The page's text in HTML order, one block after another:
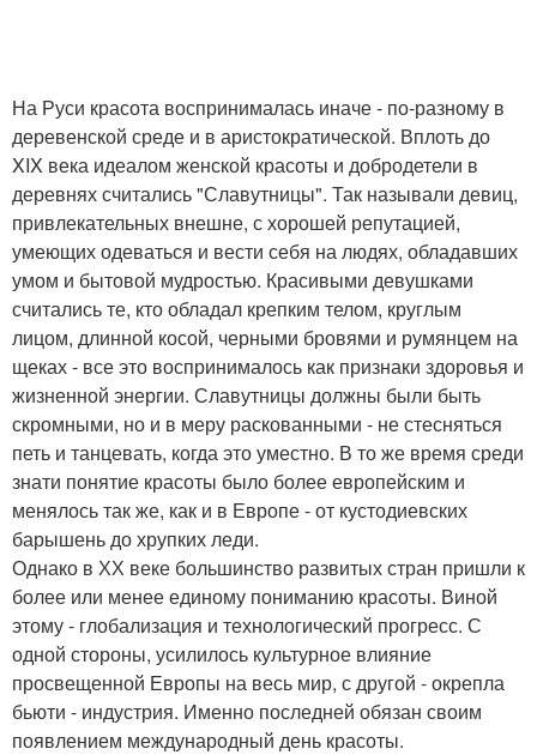
На Руси красота воспринималась иначе - по-разному в
деревенской среде и в аристократической. Вплоть до
XIX века идеалом женской красоты и добродетели в
деревнях считались "Славутницы". Так называли девиц,
привлекательных внешне, с хорошей репутацией,
умеющих одеваться и вести себя на людях, обладавших
умом и бытовой мудростью. Красивыми девушками
считались те, кто обладал крепким телом, круглым
лицом, длинной косой, черными бровями и румянцем на
щеках - все это воспринималось как признаки здоровья и
жизненной энергии. Славутницы должны были быть
скромными, но и в меру раскованными - не стесняться
петь и танцевать, когда это уместно. В то же время среди
знати понятие красоты было более европейским и
менялось так же, как и в Европе - от кустодиевских
барышень до хрупких леди.
Однако в ХХ веке большинство развитых стран пришли к
более или менее единому пониманию красоты. Виной
этому - глобализация и технологический прогресс. С
одной стороны, усилилось культурное влияние
просвещенной Европы на весь мир, с другой - окрепла
бьюти - индустрия. Именно последней обязан своим
появлением международный день красоты.